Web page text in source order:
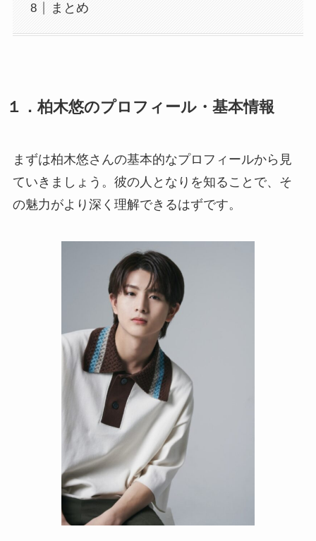
まとめ
１．柏木悠のプロフィール・基本情報
まずは柏木悠さんの基本的なプロフィールから見
ていきましょう。彼の人となりを知ることで、そ
の魅力がより深く理解できるはずです。